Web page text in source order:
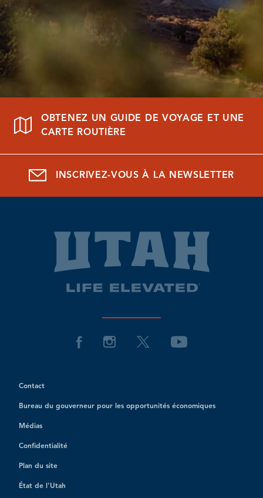
OBTENEZ UN GUIDE DE VOYAGE ET UNE
CARTE ROUTIÈRE
INSCRIVEZ-VOUS À LA NEWSLETTER
Contact
Bureau du gouverneur pour les opportunités économiques
Médias
Confidentialité
Plan du site
État de l'Utah